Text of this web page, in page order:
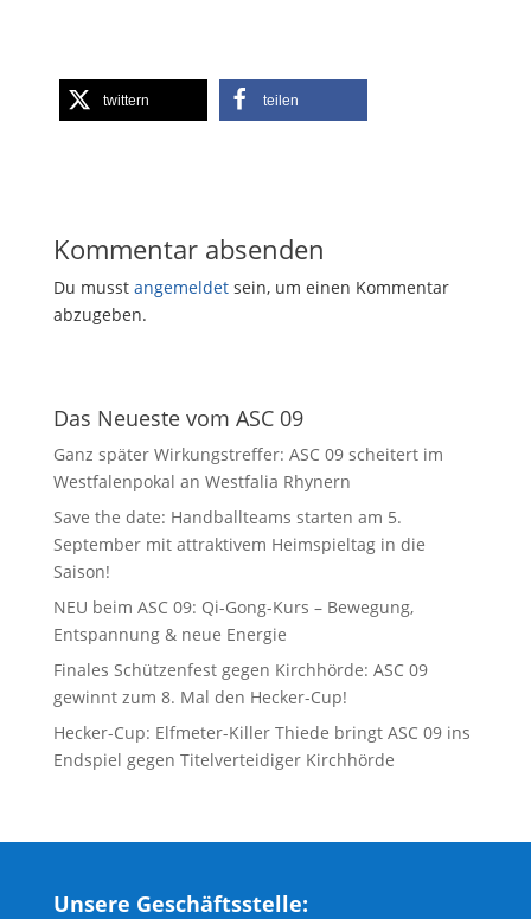
twittern teilen
Kommentar absenden
Du musst angemeldetsein, um einen Kommentar
abzugeben.
Das Neueste vom ASC 09
Ganz später Wirkungstreffer: ASC 09 scheitert im
Westfalenpokal an Westfalia Rhynern
Save the date: Handballteams starten am 5.
September mit attraktivem Heimspieltag in die
Saison!
NEU beim ASC 09: Qi-Gong-Kurs – Bewegung,
Entspannung & neue Energie
Finales Schützenfest gegen Kirchhörde: ASC 09
gewinnt zum 8. Mal den Hecker-Cup!
Hecker-Cup: Elfmeter-Killer Thiede bringt ASC 09 ins
Endspiel gegen Titelverteidiger Kirchhörde
Unsere Geschäftsstelle: